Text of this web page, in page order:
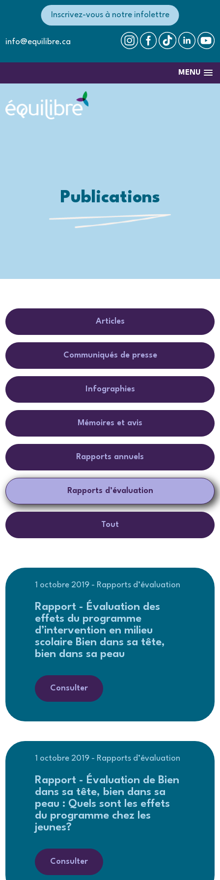
info@equilibre.ca
Inscrivez-vous à notre infolettre
MENU
Publications
Articles
Communiqués de presse
Infographies
Mémoires et avis
Rapports annuels
Rapports d’évaluation
Tout
1 octobre 2019 - Rapports d’évaluation
Rapport - Évaluation des
effets du programme
d’intervention en milieu
scolaire Bien dans sa tête,
bien dans sa peau
Consulter
1 octobre 2019 - Rapports d’évaluation
Rapport - Évaluation de Bien
dans sa tête, bien dans sa
peau : Quels sont les effets
du programme chez les
jeunes?
Consulter